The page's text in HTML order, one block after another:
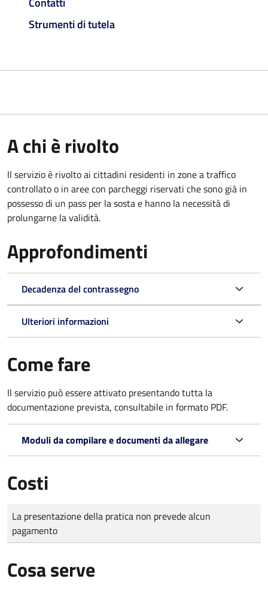
Strumenti di tutela
A chi è rivolto
Il servizio è rivolto ai cittadini residenti in zone a traffico
controllato o in aree con parcheggi riservati che sono già in
possesso di un pass per la sosta e hanno la necessità di
prolungarne la validità.
Approfondimenti
Decadenza del contrassegno
Ulteriori informazioni
Come fare
Il servizio può essere attivato presentando tutta la
documentazione prevista, consultabile in formato PDF.
Moduli da compilare e documenti da allegare
Costi
Tipo di pagamento
Importo
La presentazione della pratica non prevede alcun
pagamento
Cosa serve